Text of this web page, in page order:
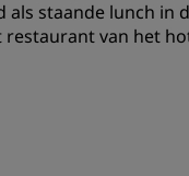
als staande lunch in
restaurant van het